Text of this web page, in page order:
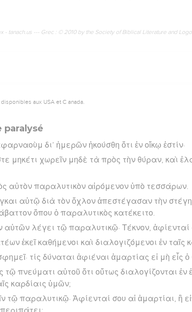
- tanach.us --- Grec : © 2010 by the Society of Biblical Literature and
aux USA et C anada.
paralysé
δι’ ἡμερῶν ἠκούσθη ὅτι ἐν οἴκῳ ἐστίν·
μηκέτι χωρεῖν μηδὲ τὰ πρὸς τὴν θύραν, καὶ
αὐτὸν παραλυτικὸν αἰρόμενον ὑπὸ τεσσάρων.
αὐτῷ διὰ τὸν ὄχλον ἀπεστέγασαν τὴν
ὅπου ὁ παραλυτικὸς κατέκειτο.
αὐτῶν λέγει τῷ παραλυτικῷ· Τέκνον, ἀφίενταί
ἐκεῖ καθήμενοι καὶ διαλογιζόμενοι ἐν ταῖς
τίς δύναται ἀφιέναι ἁμαρτίας εἰ μὴ εἷς ὁ
τῷ πνεύματι αὐτοῦ ὅτι οὕτως διαλογίζονται ἐν
καρδίαις ὑμῶν;
τῷ παραλυτικῷ· Ἀφίενταί σου αἱ ἁμαρτίαι, ἢ